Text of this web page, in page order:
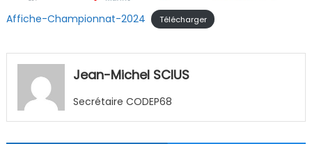
Affiche-Championnat-2024 Télécharger
Jean-Michel SCIUS
Secrétaire CODEP68